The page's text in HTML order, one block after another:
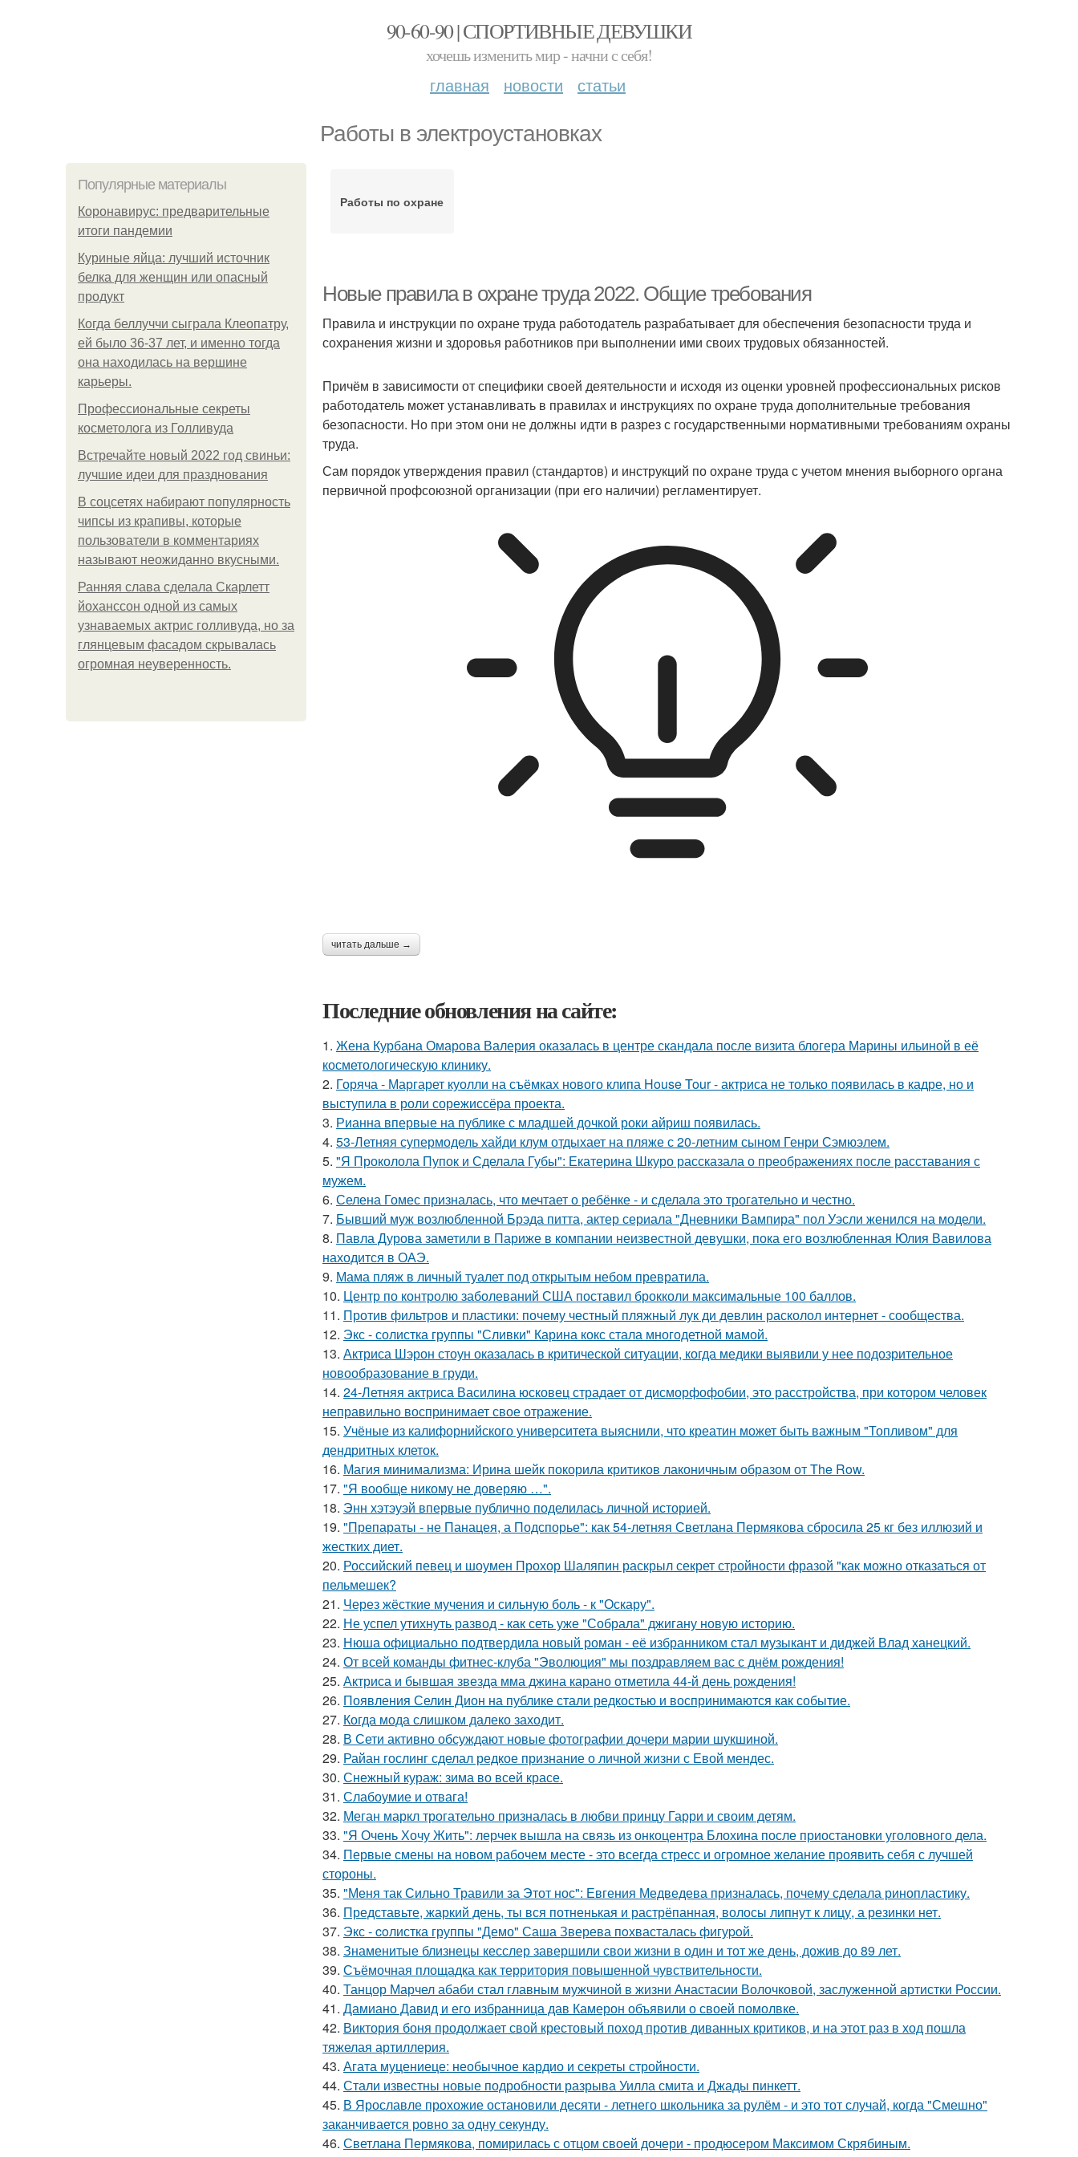
90-60-90 | СПОРТИВНЫЕ ДЕВУШКИ
хочешь изменить мир - начни с себя!
главная новости статьи
Работы в электроустановках
Популярные материалы
Коронавирус: предварительные
итоги пандемии
Куриные яйца: лучший источник
белка для женщин или опасный
продукт
Когда беллуччи сыграла Клеопатру,
ей было 36-37 лет, и именно тогда
она находилась на вершине
карьеры.
Профессиональные секреты
косметолога из Голливуда
Встречайте новый 2022 год свиньи:
лучшие идеи для празднования
В соцсетях набирают популярность
чипсы из крапивы, которые
пользователи в комментариях
называют неожиданно вкусными.
Ранняя слава сделала Скарлетт
йоханссон одной из самых
узнаваемых актрис голливуда, но за
глянцевым фасадом скрывалась
огромная неуверенность.
Работы по охране
Новые правила в охране труда 2022. Общие требования
Правила и инструкции по охране труда работодатель разрабатывает для обеспечения безопасности труда и
сохранения жизни и здоровья работников при выполнении ими своих трудовых обязанностей.
Причём в зависимости от специфики своей деятельности и исходя из оценки уровней профессиональных рисков
работодатель может устанавливать в правилах и инструкциях по охране труда дополнительные требования
безопасности. Но при этом они не должны идти в разрез с государственными нормативными требованиям охраны
труда.
Сам порядок утверждения правил (стандартов) и инструкций по охране труда с учетом мнения выборного органа
первичной профсоюзной организации (при его наличии) регламентирует.
читать дальше →
Последние обновления на сайте:
1. Жена Курбана Омарова Валерия оказалась в центре скандала после визита блогера Марины ильиной в её
косметологическую клинику.
2. Горяча - Маргарет куолли на съёмках нового клипа House Tour - актриса не только появилась в кадре, но и
выступила в роли сорежиссёра проекта.
3. Рианна впервые на публике с младшей дочкой роки айриш появилась.
4. 53-Летняя супермодель хайди клум отдыхает на пляже с 20-летним сыном Генри Сэмюэлем.
5. "Я Проколола Пупок и Сделала Губы": Екатерина Шкуро рассказала о преображениях после расставания с
мужем.
6. Селена Гомес призналась, что мечтает о ребёнке - и сделала это трогательно и честно.
7. Бывший муж возлюбленной Брэда питта, актер сериала "Дневники Вампира" пол Уэсли женился на модели.
8. Павла Дурова заметили в Париже в компании неизвестной девушки, пока его возлюбленная Юлия Вавилова
находится в ОАЭ.
9. Мама пляж в личный туалет под открытым небом превратила.
10. Центр по контролю заболеваний США поставил брокколи максимальные 100 баллов.
11. Против фильтров и пластики: почему честный пляжный лук ди девлин расколол интернет - сообщества.
12. Экс - солистка группы "Сливки" Карина кокс стала многодетной мамой.
13. Актриса Шэрон стоун оказалась в критической ситуации, когда медики выявили у нее подозрительное
новообразование в груди.
14. 24-Летняя актриса Василина юсковец страдает от дисморфофобии, это расстройства, при котором человек
неправильно воспринимает свое отражение.
15. Учёные из калифорнийского университета выяснили, что креатин может быть важным "Топливом" для
дендритных клеток.
16. Магия минимализма: Ирина шейк покорила критиков лаконичным образом от The Row.
17. "Я вообще никому не доверяю …".
18. Энн хэтэуэй впервые публично поделилась личной историей.
19. "Препараты - не Панацея, а Подспорье": как 54-летняя Светлана Пермякова сбросила 25 кг без иллюзий и
жестких диет.
20. Российский певец и шоумен Прохор Шаляпин раскрыл секрет стройности фразой "как можно отказаться от
пельмешек?
21. Через жёсткие мучения и сильную боль - к "Оскару".
22. Не успел утихнуть развод - как сеть уже "Собрала" джигану новую историю.
23. Нюша официально подтвердила новый роман - её избранником стал музыкант и диджей Влад ханецкий.
24. От всей команды фитнес-клуба "Эволюция" мы поздравляем вас с днём рождения!
25. Актриса и бывшая звезда мма джина карано отметила 44-й день рождения!
26. Появления Селин Дион на публике стали редкостью и воспринимаются как событие.
27. Когда мода слишком далеко заходит.
28. В Сети активно обсуждают новые фотографии дочери марии шукшиной.
29. Райан гослинг сделал редкое признание о личной жизни с Евой мендес.
30. Снежный кураж: зима во всей красе.
31. Слабоумие и отвага!
32. Меган маркл трогательно призналась в любви принцу Гарри и своим детям.
33. "Я Очень Хочу Жить": лерчек вышла на связь из онкоцентра Блохина после приостановки уголовного дела.
34. Первые смены на новом рабочем месте - это всегда стресс и огромное желание проявить себя с лучшей
стороны.
35. "Меня так Сильно Травили за Этот нос": Евгения Медведева призналась, почему сделала ринопластику.
36. Представьте, жаркий день, ты вся потненькая и растрёпанная, волосы липнут к лицу, а резинки нет.
37. Экс - coлистка группы "Демо" Саша Зверева пoхвасталась фигуpoй.
38. Знаменитые близнецы кесслер завершили свои жизни в один и тот же день, дожив до 89 лет.
39. Съёмочная площадка как территория повышенной чувствительности.
40. Танцор Марчел абаби стал главным мужчиной в жизни Анастасии Волочковой, заслуженной артистки России.
41. Дамиано Давид и его избранница дав Камерон объявили о своей помолвке.
42. Виктория боня продолжает свой крестовый поход против диванных критиков, и на этот раз в ход пошла
тяжелая артиллерия.
43. Агата муцениеце: необычное кардио и секреты стройности.
44. Стали известны новые подробности разрыва Уилла смита и Джады пинкетт.
45. В Ярославле прохожие остановили десяти - летнего школьника за рулём - и это тот случай, когда "Смешно"
заканчивается ровно за одну секунду.
46. Светлана Пермякова, помирилась с отцом своей дочери - продюсером Максимом Скрябиным.